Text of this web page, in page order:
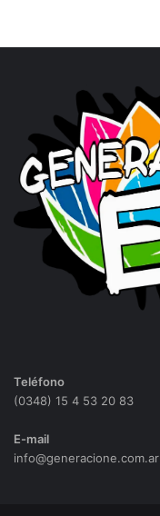
Teléfono
(0348) 15 4 53 20 83
E-mail
info@generacione.com.ar